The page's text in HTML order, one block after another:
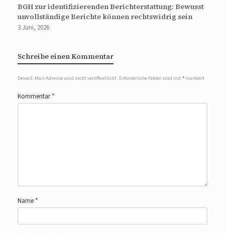
BGH zur identifizierenden Berichterstattung: Bewusst
unvollständige Berichte können rechtswidrig sein
3 Juni, 2026
Schreibe einen Kommentar
Deine E-Mail-Adresse wird nicht veröffentlicht. Erforderliche Felder sind mit* markiert
Kommentar*
Name*